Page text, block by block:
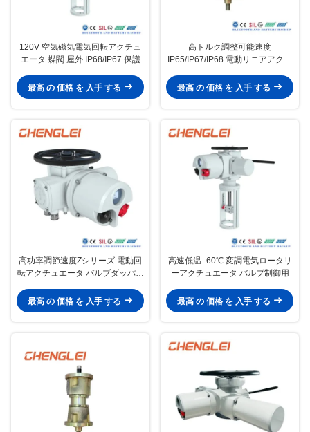
120V 空気磁気電気回転アクチュ
エータ 蝶閥 屋外 IP68/IP67 保護
最高 の 価格 を 入手 する
高トルク調整可能速度
IP65/IP67/IP68 電動リニアアクチ
用)
最高 の 価格 を 入手 する
高功率調節速度Zシリーズ 電動回
転アクチュエータ バルブダッパー
最高 の 価格 を 入手 する
高速低温 -60℃ 変調電気ロータリ
ーアクチュエータ バルブ制御用
最高 の 価格 を 入手 する